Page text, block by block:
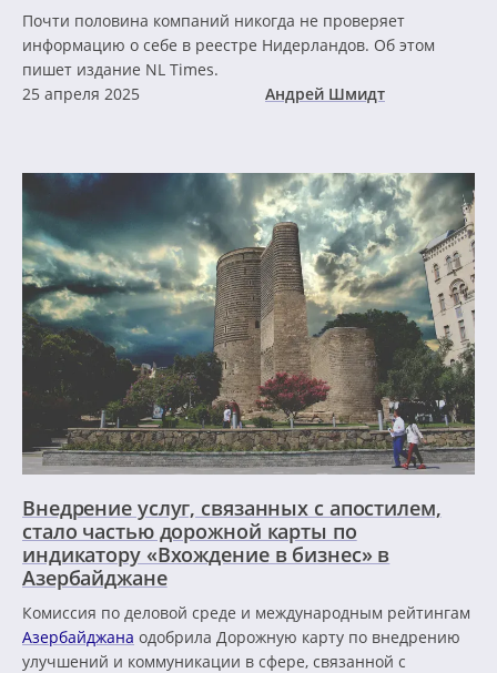
Почти половина компаний никогда не проверяет
информацию о себе в реестре Нидерландов. Об этом
пишет издание NL Times.
25 апреля 2025
Андрей Шмидт
Внедрение услуг, связанных с апостилем,
стало частью дорожной карты по
индикатору «Вхождение в бизнес» в
Азербайджане
Комиссия по деловой среде и международным рейтингам
Азербайджана одобрила Дорожную карту по внедрению
улучшений и коммуникации в сфере, связанной с